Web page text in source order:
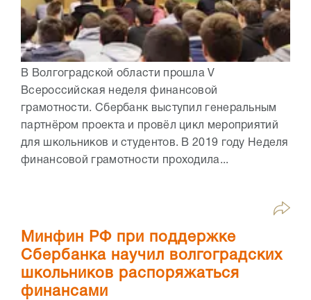
В Волгоградской области прошла V
Всероссийская неделя финансовой
грамотности. Сбербанк выступил генеральным
партнёром проекта и провёл цикл мероприятий
для школьников и студентов. В 2019 году Неделя
финансовой грамотности проходила...
Минфин РФ при поддержке
Сбербанка научил волгоградских
школьников распоряжаться
финансами